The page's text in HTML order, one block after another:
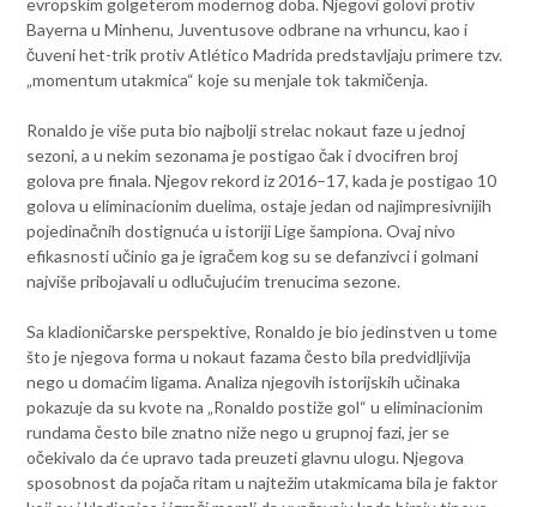
Bayerna u Minhenu, Juventusove odbrane na vrhuncu, kao i
čuveni het-trik protiv Atlético Madrida predstavljaju primere tzv.
„momentum utakmica“ koje su menjale tok takmičenja.
Ronaldo je više puta bio najbolji strelac nokaut faze u jednoj
sezoni, a u nekim sezonama je postigao čak i dvocifren broj
golova pre finala. Njegov rekord iz 2016–17, kada je postigao 10
golova u eliminacionim duelima, ostaje jedan od najimpresivnijih
pojedinačnih dostignuća u istoriji Lige šampiona. Ovaj nivo
efikasnosti učinio ga je igračem kog su se defanzivci i golmani
najviše pribojavali u odlučujućim trenucima sezone.
Sa kladioničarske perspektive, Ronaldo je bio jedinstven u tome
što je njegova forma u nokaut fazama često bila predvidljivija
nego u domaćim ligama. Analiza njegovih istorijskih učinaka
pokazuje da su kvote na „Ronaldo postiže gol“ u eliminacionim
rundama često bile znatno niže nego u grupnoj fazi, jer se
očekivalo da će upravo tada preuzeti glavnu ulogu. Njegova
sposobnost da pojača ritam u najtežim utakmicama bila je faktor